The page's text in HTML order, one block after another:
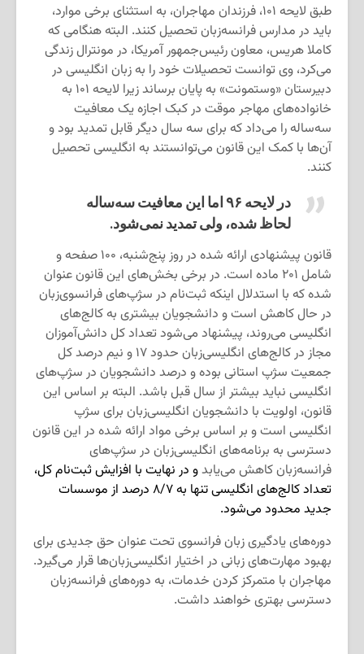
طبق لایحه ۱۰۱، فرزندان مهاجران، به‌ استثنای برخی موارد،
باید در مدارس فرانسه‌زبان تحصیل کنند. البته هنگامی‌ که
کاملا هریس، معاون رئیس‌جمهور آمریکا، در مونترال زندگی
می‌کرد، وی توانست تحصیلات خود را به زبان انگلیسی در
دبیرستان «وستمونت» به پایان برساند زیرا لایحه ۱۰۱ به
خانواده‌های مهاجر موقت در کبک اجازه یک معافیت
سه‌ساله را می‌داد که برای سه سال دیگر قابل تمدید بود و
آن‌ها با کمک این قانون می‌توانستند به انگلیسی تحصیل
کنند.
در لایحه ۹۶ اما این معافیت سه‌ساله
لحاظ شده، ولی تمدید نمی‌شود.
قانون پیشنهادی ارائه‌ شده در روز پنج‌شنبه، ۱۰۰ صفحه و
شامل ۲۰۱ ماده است. در برخی بخش‌های این قانون عنوان‌
شده که با استدلال اینکه ثبت‌نام در سژپ‌های فرانسوی‌زبان
در حال کاهش است و دانشجویان بیشتری به کالج‌های
انگلیسی می‌روند، پیشنهاد می‌شود تعداد کل دانش‌آموزان
مجاز در کالج‌های انگلیسی‌زبان حدود ۱۷ و نیم درصد کل
جمعیت سژپ استانی بوده و درصد دانشجویان در سژپ‌های
انگلیسی نباید بیشتر از سال قبل باشد. البته بر اساس این
قانون، اولویت با دانشجویان انگلیسی‌زبان برای سژپ
انگلیسی است و بر اساس برخی مواد ارائه‌ شده در این قانون
دسترسی به برنامه‌های انگلیسی‌زبان در سژپ‌های
فرانسه‌زبان کاهش می‌یابدو در نهایت با افزایش ثبت‌نام کل،
تعداد کالج‌های انگلیسی تنها به ۸/۷ درصد از موسسات
جدید محدود می‌شود.
دوره‌های یادگیری زبان فرانسوی تحت عنوان حق جدیدی برای
بهبود مهارت‌های زبانی در اختیار انگلیسی‌زبان‌ها قرار می‌گیرد.
مهاجران با متمرکز کردن خدمات، به دوره‌های فرانسه‌زبان
دسترسی بهتری خواهند داشت.